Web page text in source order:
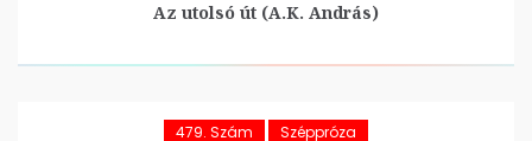
Az utolsó út (A.K. András)
479. Szám Széppróza